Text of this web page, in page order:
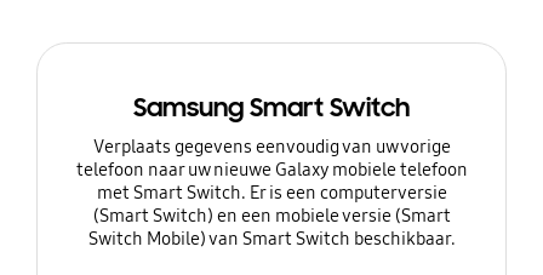
Samsung Smart Switch
Verplaats gegevens eenvoudig van uw vorige
telefoon naar uw nieuwe Galaxy mobiele telefoon
met Smart Switch. Er is een computerversie
(Smart Switch) en een mobiele versie (Smart
Switch Mobile) van Smart Switch beschikbaar.